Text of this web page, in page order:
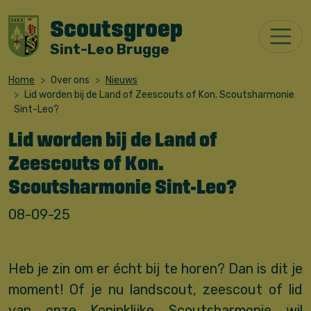
Scoutsgroep
Sint-Leo Brugge
Home Over ons
Nieuws
Lid worden bij de Land of Zeescouts of Kon. Scoutsharmonie
Sint-Leo?
Lid worden bij de Land of
Zeescouts of Kon.
Scoutsharmonie Sint-Leo?
08-09-25
Heb je zin om er écht bij te horen? Dan is dit je
moment! Of je nu landscout, zeescout of lid